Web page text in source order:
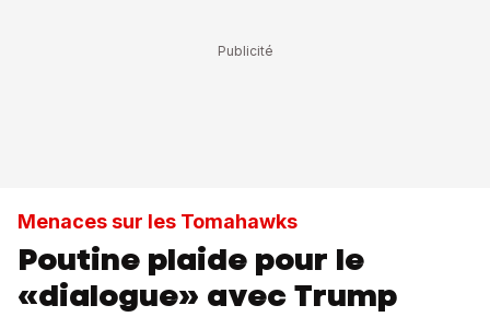
Menaces sur les Tomahawks
Poutine plaide pour le
«dialogue» avec Trump